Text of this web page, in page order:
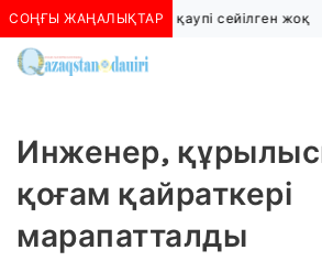
СОҢҒЫ ЖАҢАЛЫҚТАР
Алматыда көшкін қаупі сейілген жоқ
Инженер,
қоғам қайраткері
марапатталды